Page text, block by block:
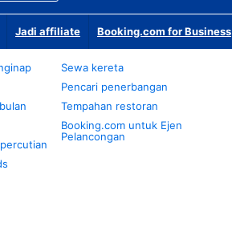
Jadi affiliate Booking.com for Business
Sewa kereta
Pencari penerbangan
Tempahan restoran
Booking.com untuk Ejen
Pelancongan